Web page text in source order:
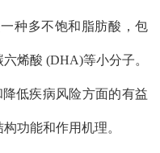
种多不饱和脂肪酸，包
六烯酸(DHA)等小分子。
低疾病风险方面的有益
功能和作用机理。